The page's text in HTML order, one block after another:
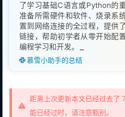
了学习基础C语言或Python的
准备所需硬件和软件、烧录系
置到网络连接的全过程，提供
链接，帮助初学者从零开始配
编程学习和开发。
慕雪小助手的总结
距离上次更新本文已经过去了
能已经过时，请注意甄别。